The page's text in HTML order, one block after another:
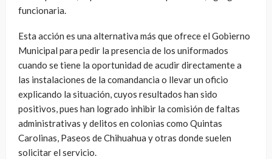
funcionaria.
Esta acción es una alternativa más que ofrece el Gobierno
Municipal para pedir la presencia de los uniformados
cuando se tiene la oportunidad de acudir directamente a
las instalaciones de la comandancia o llevar un oficio
explicando la situación, cuyos resultados han sido
positivos, pues han logrado inhibir la comisión de faltas
administrativas y delitos en colonias como Quintas
Carolinas, Paseos de Chihuahua y otras donde suelen
solicitar el servicio.